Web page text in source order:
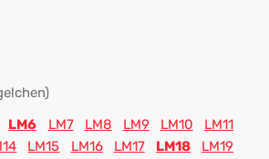
LM6 LM7 LM8 LM9 LM10
LM11
LM15 LM16 LM17 LM18
LM19